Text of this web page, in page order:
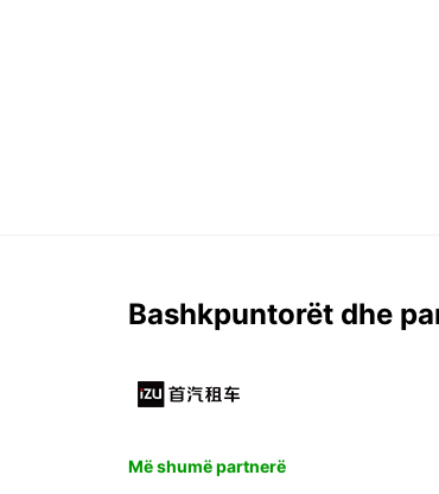
Bashkpuntorët dhe
Më shumë partnerë